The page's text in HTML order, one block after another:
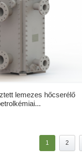
lemezes hőcserélő
1 2